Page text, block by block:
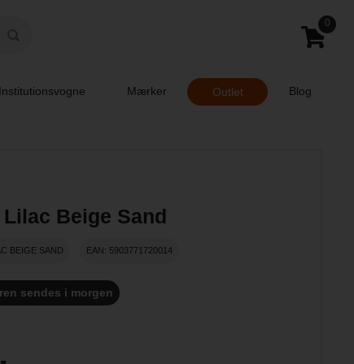
0
Institutionsvogne Mærker Outlet Blog
Beige Sand
BEIGE SAND EAN: 5903771720014
sendes i morgen